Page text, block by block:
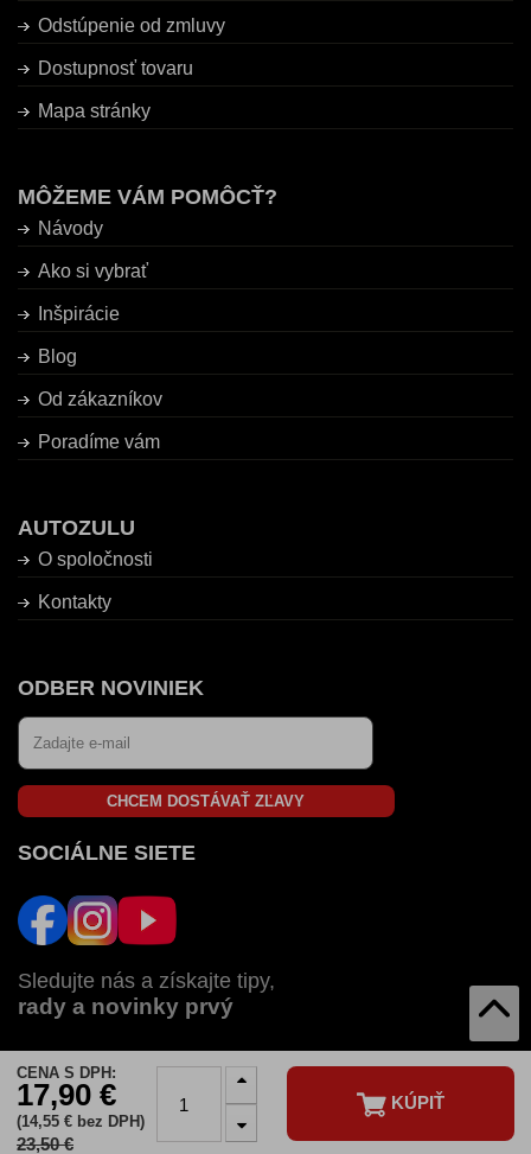
CENA S DPH:
17,90 €
(14,55 € bez DPH)
23,50 €
KÚPIŤ
Odstúpenie od zmluvy
Dostupnosť tovaru
Mapa stránky
MÔŽEME VÁM POMÔCŤ?
Návody
Ako si vybrať
Inšpirácie
Blog
Od zákazníkov
Poradíme vám
AUTOZULU
O spoločnosti
Kontakty
ODBER NOVINIEK
CHCEM DOSTÁVAŤ ZĽAVY
SOCIÁLNE SIETE
Sledujte nás a získajte tipy,
rady a novinky prvý
AUTOZULU V:
SKCZ